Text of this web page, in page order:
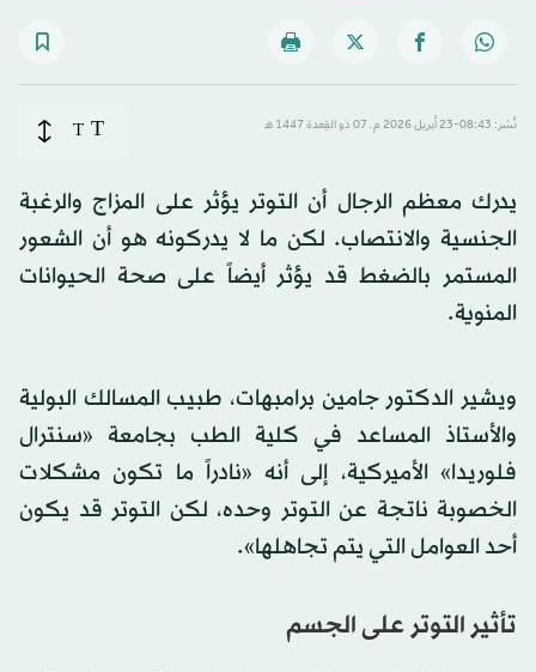
نُشر: 08:43-23 أبريل 2026 م ـ 07 ذو القِعدة 1447 هـ T
T
يدرك معظم الرجال أن التوتر يؤثر على المزاج والرغبة
الجنسية والانتصاب. لكن ما لا يدركونه هو أن الشعور
المستمر بالضغط قد يؤثر أيضاً على صحة الحيوانات
المنوية.
ويشير الدكتور جامين برامبهات، طبيب المسالك البولية
والأستاذ المساعد في كلية الطب بجامعة «سنترال
فلوريدا» الأميركية، إلى أنه «نادراً ما تكون مشكلات
الخصوبة ناتجة عن التوتر وحده، لكن التوتر قد يكون
أحد العوامل التي يتم تجاهلها».
تأثير التوتر على الجسم